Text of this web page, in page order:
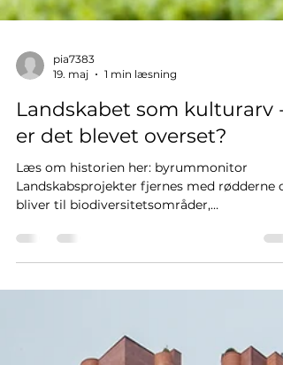
19. maj
1 min læsning
Landskabet som kulturarv -
er det blevet overset?
Læs om historien her: byrummonitor
Have og -landskabsarkitekt Kjeld Slot har i
Byrummonitor skrevet en opsang til faget: